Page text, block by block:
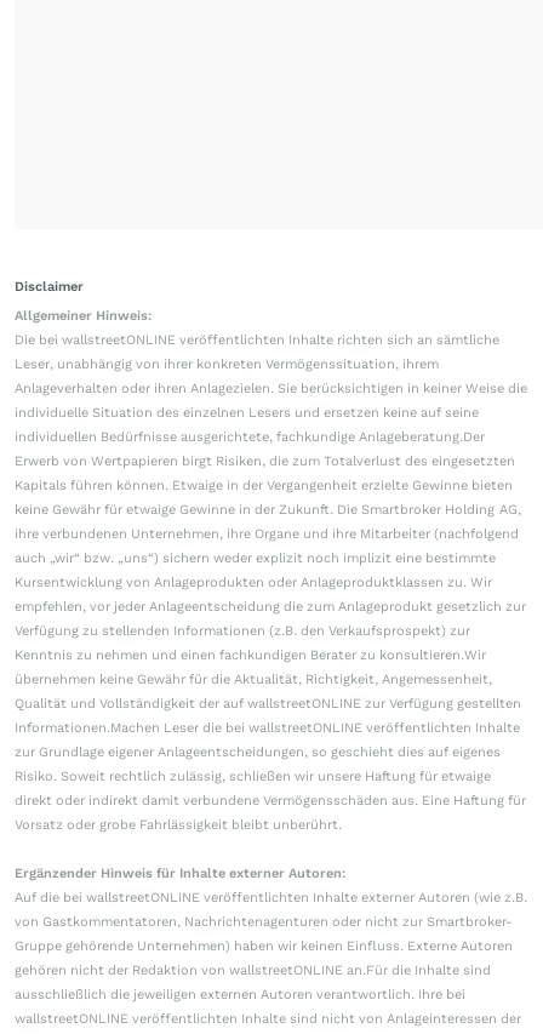
Disclaimer
Allgemeiner Hinweis:
Die bei wallstreetONLINE veröffentlichten Inhalte richten sich an sämtliche
Leser, unabhängig von ihrer konkreten Vermögenssituation, ihrem
Anlageverhalten oder ihren Anlagezielen. Sie berücksichtigen in keiner Weise die
individuelle Situation des einzelnen Lesers und ersetzen keine auf seine
individuellen Bedürfnisse ausgerichtete, fachkundige Anlageberatung.Der
Erwerb von Wertpapieren birgt Risiken, die zum Totalverlust des eingesetzten
Kapitals führen können. Etwaige in der Vergangenheit erzielte Gewinne bieten
keine Gewähr für etwaige Gewinne in der Zukunft. Die Smartbroker Holding AG,
ihre verbundenen Unternehmen, ihre Organe und ihre Mitarbeiter (nachfolgend
auch „wir“ bzw. „uns“) sichern weder explizit noch implizit eine bestimmte
Kursentwicklung von Anlageprodukten oder Anlageproduktklassen zu. Wir
empfehlen, vor jeder Anlageentscheidung die zum Anlageprodukt gesetzlich zur
Verfügung zu stellenden Informationen (z.B. den Verkaufsprospekt) zur
Kenntnis zu nehmen und einen fachkundigen Berater zu konsultieren.Wir
übernehmen keine Gewähr für die Aktualität, Richtigkeit, Angemessenheit,
Qualität und Vollständigkeit der auf wallstreetONLINE zur Verfügung gestellten
Informationen.Machen Leser die bei wallstreetONLINE veröffentlichten Inhalte
zur Grundlage eigener Anlageentscheidungen, so geschieht dies auf eigenes
Risiko. Soweit rechtlich zulässig, schließen wir unsere Haftung für etwaige
direkt oder indirekt damit verbundene Vermögensschäden aus. Eine Haftung für
Vorsatz oder grobe Fahrlässigkeit bleibt unberührt.
Ergänzender Hinweis für Inhalte externer Autoren:
Auf die bei wallstreetONLINE veröffentlichten Inhalte externer Autoren (wie z.B.
von Gastkommentatoren, Nachrichtenagenturen oder nicht zur Smartbroker-
Gruppe gehörende Unternehmen) haben wir keinen Einfluss. Externe Autoren
gehören nicht der Redaktion von wallstreetONLINE an.Für die Inhalte sind
ausschließlich die jeweiligen externen Autoren verantwortlich. Ihre bei
wallstreetONLINE veröffentlichten Inhalte sind nicht von Anlageinteressen der